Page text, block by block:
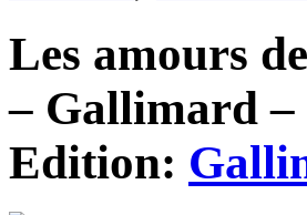
Les amours
– Gallimard –
Edition: